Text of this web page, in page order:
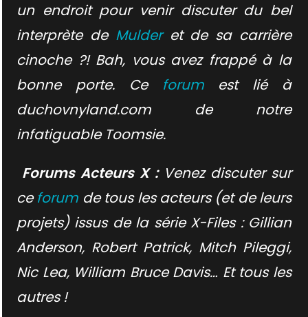
un endroit pour venir discuter du bel
interprète deMulder et de sa carrière
cinoche ?! Bah, vous avez frappé à la
bonne porte. Ceforum est lié à
duchovnyland.com de notre
infatiguable Toomsie.
Forums Acteurs X : Venez discuter sur
ceforum de tous les acteurs (et de leurs
projets) issus de la série X-Files : Gillian
Anderson, Robert Patrick, Mitch Pileggi,
Nic Lea, William Bruce Davis… Et tous les
autres !